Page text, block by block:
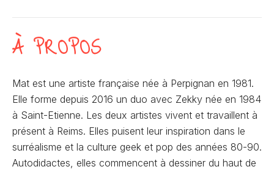
À PROPOS
Mat est une artiste française née à Perpignan en 1981.
Elle forme depuis 2016 un duo avec Zekky née en 1984
à Saint-Etienne. Les deux artistes vivent et travaillent à
présent à Reims. Elles puisent leur inspiration dans le
surréalisme et la culture geek et pop des années 80-90.
Autodidactes, elles commencent à dessiner du haut de